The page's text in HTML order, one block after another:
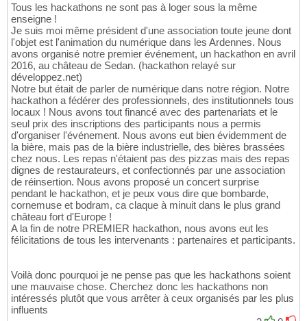
Tous les hackathons ne sont pas à loger sous la même
enseigne !
Je suis moi même président d'une association toute jeune dont
l'objet est l'animation du numérique dans les Ardennes. Nous
avons organisé notre premier événement, un hackathon en avril
2016, au château de Sedan. (hackathon relayé sur
développez.net)
Notre but était de parler de numérique dans notre région. Notre
hackathon a fédérer des professionnels, des institutionnels tous
locaux ! Nous avons tout financé avec des partenariats et le
seul prix des inscriptions des participants nous a permis
d'organiser l'événement. Nous avons eut bien évidemment de
la bière, mais pas de la bière industrielle, des bières brassées
chez nous. Les repas n'étaient pas des pizzas mais des repas
dignes de restaurateurs, et confectionnés par une association
de réinsertion. Nous avons proposé un concert surprise
pendant le hackathon, et je peux vous dire que bombarde,
cornemuse et bodram, ca claque à minuit dans le plus grand
château fort d'Europe !
A la fin de notre PREMIER hackathon, nous avons eut les
félicitations de tous les intervenants : partenaires et participants.
Voilà donc pourquoi je ne pense pas que les hackathons soient
une mauvaise chose. Cherchez donc les hackathons non
intéressés plutôt que vous arrêter à ceux organisés par les plus
influents